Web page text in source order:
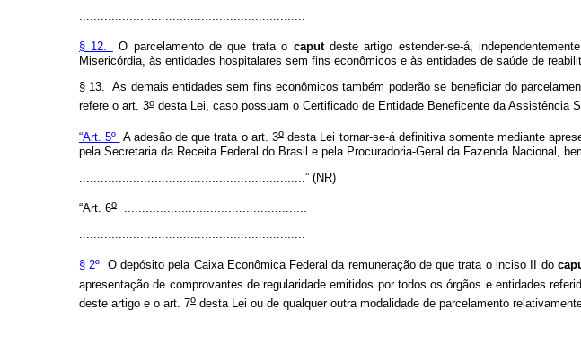
§ 12. O parcelamento de que trata o caputdeste artigo estender-se-á,
Misericórdia, às entidades hospitalares sem fins econômicos e às entidades de saúde de
§ 13. As demais entidades sem fins econômicos também poderão se beneficiar do
refere o art. 3o desta Lei, caso possuam o Certificado de Entidade Beneficente da Assistência
“Art. 5º A adesão de que trata o art. 3o desta Lei tornar-se-á definitiva somente mediante
pela Secretaria da Receita Federal do Brasil e pela Procuradoria-Geral da Fazenda Nacional,
” (NR)
“Art. 6o
...................................................
...............................................................
§ 2º O depósito pela Caixa Econômica Federal da remuneração de que trata o inciso II do
apresentação de comprovantes de regularidade emitidos por todos os órgãos e entidades
deste artigo e o art. 7o desta Lei ou de qualquer outra modalidade de parcelamento
...............................................................